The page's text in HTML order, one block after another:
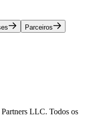
Parceiros​​
LLC. Todos os